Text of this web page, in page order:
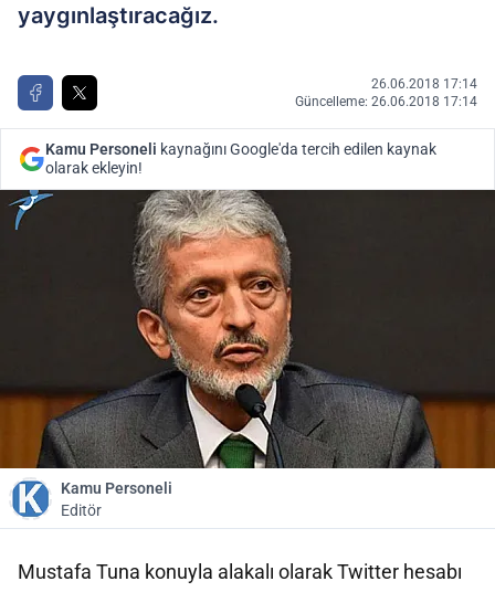
yaygınlaştıracağız.
26.06.2018 17:14
Güncelleme: 26.06.2018 17:14
Kamu Personeli kaynağını Google'da tercih edilen kaynak
olarak ekleyin!
Kamu Personeli
Editör
Mustafa Tuna konuyla alakalı olarak Twitter hesabı